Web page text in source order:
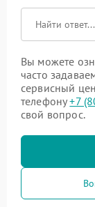
Вы можете
часто
сервисный
телефону+7
свой вопрос.